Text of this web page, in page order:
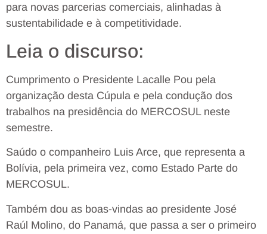
para novas parcerias comerciais, alinhadas à
sustentabilidade e à competitividade.
Leia o discurso:
Cumprimento o Presidente Lacalle Pou pela
organização desta Cúpula e pela condução dos
trabalhos na presidência do MERCOSUL neste
semestre.
Saúdo o companheiro Luis Arce, que representa a
Bolívia, pela primeira vez, como Estado Parte do
MERCOSUL.
Também dou as boas-vindas ao presidente José
Raúl Molino, do Panamá, que passa a ser o primeiro